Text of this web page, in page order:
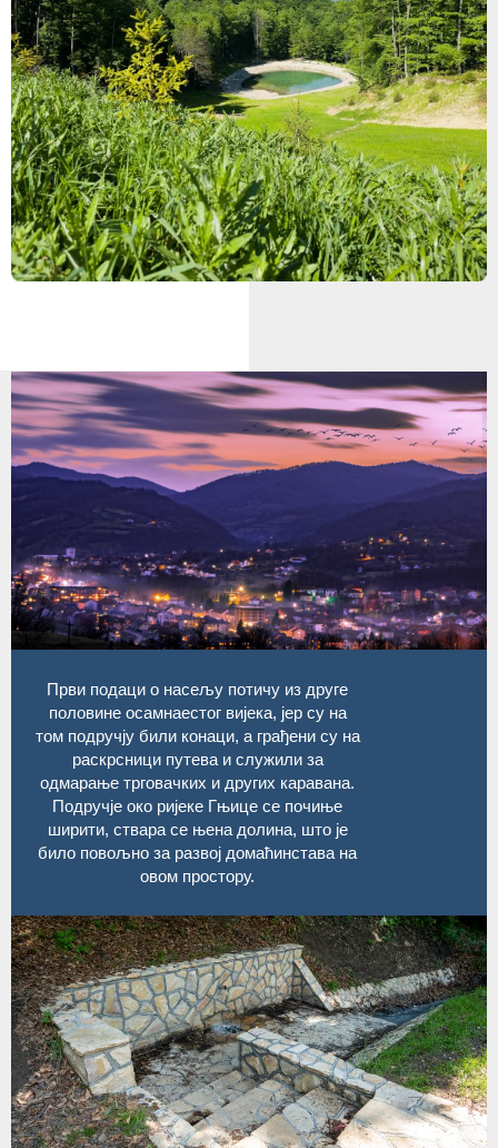
Први подаци о насељу потичу из друге
половине осамнаестог вијека, јер су на
том подручју били конаци, а грађени су на
раскрсници путева и служили за
одмарање трговачких и других каравана.
Подручје око ријеке Гњице се почиње
ширити, ствара се њена долина, што је
било повољно за развој домаћинстава на
овом простору.